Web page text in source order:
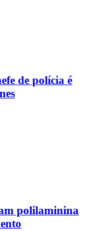
de polícia é
polilaminina